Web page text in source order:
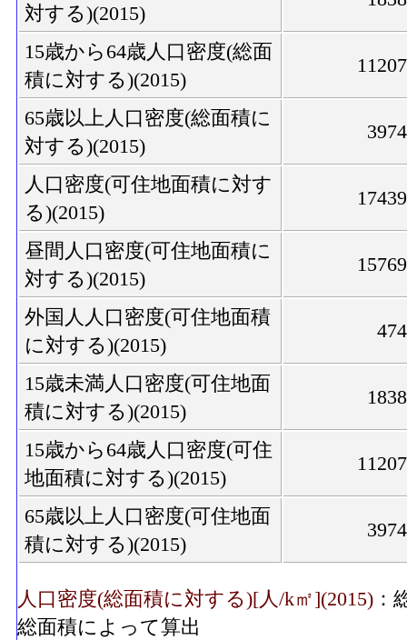
対する)(2015)
15歳から64歳人口密度(総面
積に対する)(2015)
65歳以上人口密度(総面積に
対する)(2015)
人口密度(可住地面積に対す
る)(2015)
昼間人口密度(可住地面積に
対する)(2015)
外国人人口密度(可住地面積
に対する)(2015)
15歳未満人口密度(可住地面
積に対する)(2015)
15歳から64歳人口密度(可住
地面積に対する)(2015)
65歳以上人口密度(可住地面
積に対する)(2015)
人口密度(総面積に対する)[人/k㎡](2015) ：
総面積によって算出